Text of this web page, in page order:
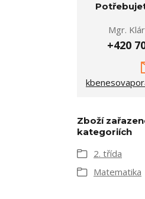
Mgr.
+420
Zboží
kategoriích
2. třída
Matematika